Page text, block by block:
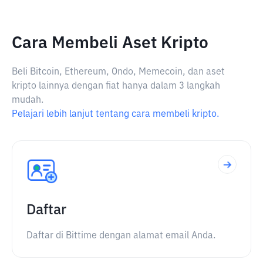
Cara Membeli Aset Kripto
Beli Bitcoin, Ethereum, Ondo, Memecoin, dan aset
kripto lainnya dengan fiat hanya dalam 3 langkah
mudah.
Pelajari lebih lanjut tentang cara membeli kripto.
Daftar
Daftar di Bittime dengan alamat email Anda.